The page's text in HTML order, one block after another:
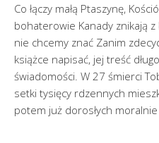
Co łączy małą Ptaszynę,
bohaterowie Kanady znikają
nie chcemy znać Zanim
książce napisać, jej treść
świadomości. W 27 śmierci
setki tysięcy rdzennych
potem już dorosłych